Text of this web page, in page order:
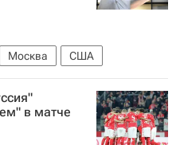
Москва США
в матче